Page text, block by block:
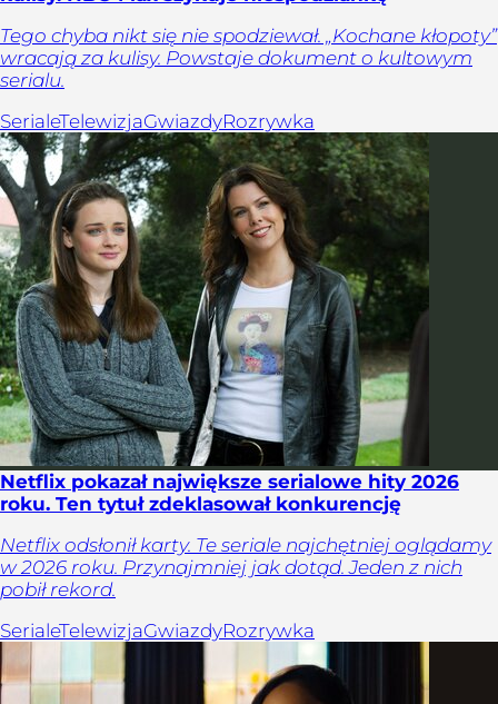
Tego chyba nikt się nie spodziewał. „Kochane kłopoty”
wracają za kulisy. Powstaje dokument o kultowym
serialu.
SerialeTelewizjaGwiazdyRozrywka
Netflix pokazał największe serialowe hity 2026
roku. Ten tytuł zdeklasował konkurencję
Netflix odsłonił karty. Te seriale najchętniej oglądamy
w 2026 roku. Przynajmniej jak dotąd. Jeden z nich
pobił rekord.
SerialeTelewizjaGwiazdyRozrywka